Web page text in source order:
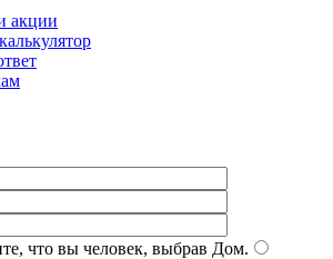
акции
что вы человек, выбрав Дом.